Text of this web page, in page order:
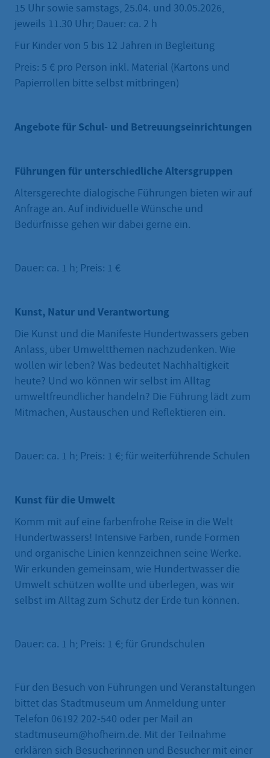
15 Uhr sowie samstags, 25.04. und 30.05.2026,
jeweils 11.30 Uhr; Dauer: ca. 2 h
Für Kinder von 5 bis 12 Jahren in Begleitung
Preis: 5 € pro Person inkl. Material (Kartons und
Papierrollen bitte selbst mitbringen)
Angebote für Schul- und Betreuungseinrichtungen
Führungen für unterschiedliche Altersgruppen
Altersgerechte dialogische Führungen bieten wir auf
Anfrage an. Auf individuelle Wünsche und
Bedürfnisse gehen wir dabei gerne ein.
Dauer: ca. 1 h; Preis: 1 €
Kunst, Natur und Verantwortung
Die Kunst und die Manifeste Hundertwassers geben
Anlass, über Umweltthemen nachzudenken. Wie
wollen wir leben? Was bedeutet Nachhaltigkeit
heute? Und wo können wir selbst im Alltag
umweltfreundlicher handeln? Die Führung lädt zum
Mitmachen, Austauschen und Reflektieren ein.
Dauer: ca. 1 h; Preis: 1 €; für weiterführende Schulen
Kunst für die Umwelt
Komm mit auf eine farbenfrohe Reise in die Welt
Hundertwassers! Intensive Farben, runde Formen
und organische Linien kennzeichnen seine Werke.
Wir erkunden gemeinsam, wie Hundertwasser die
Umwelt schützen wollte und überlegen, was wir
selbst im Alltag zum Schutz der Erde tun können.
Dauer: ca. 1 h; Preis: 1 €; für Grundschulen
Für den Besuch von Führungen und Veranstaltungen
bittet das Stadtmuseum um Anmeldung unter
Telefon 06192 202-540 oder per Mail an
stadtmuseum@hofheim.de. Mit der Teilnahme
erklären sich Besucherinnen und Besucher mit einer